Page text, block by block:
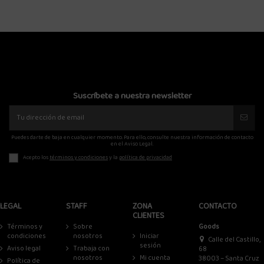
Suscríbete a nuestra newsletter
Puedes darte de baja en cualquier momento. Para ello, consulte nuestra información de contacto
en el Aviso Legal.
Acepto lostérminos y condicionesy la política de privacidad
LEGAL
Términos y
condiciones
Aviso legal
Política de
STAFF
Sobre
nosotros
Trabaja con
nosotros
ZONA
CLIENTES
Iniciar
sesión
Mi cuenta
CONTACTO
Goods
Calle del Castillo,
68
38003 – Santa Cruz